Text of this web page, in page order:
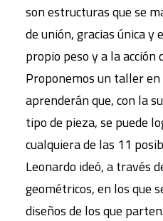
son estructuras que se
de unión, gracias única y
propio peso y a la acción
Proponemos un taller
aprenderán que, con la
tipo de pieza, se puede
cualquiera de las 11
Leonardo ideó, a través
geométricos, en los que
diseños de los que